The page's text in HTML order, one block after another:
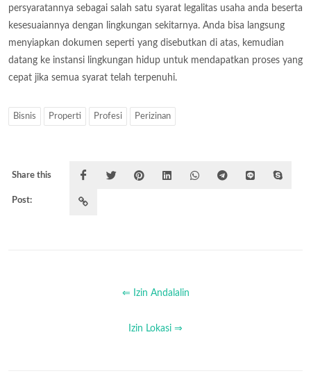
persyaratannya sebagai salah satu syarat legalitas usaha anda beserta
kesesuaiannya dengan lingkungan sekitarnya. Anda bisa langsung
menyiapkan dokumen seperti yang disebutkan di atas, kemudian
datang ke instansi lingkungan hidup untuk mendapatkan proses yang
cepat jika semua syarat telah terpenuhi.
Bisnis Properti Profesi Perizinan
Share this
Post:
⇐ Izin Andalalin
Izin Lokasi ⇒